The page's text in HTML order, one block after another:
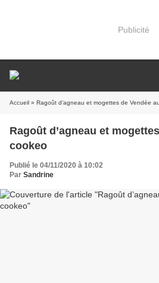
Publicité
Accueil » Ragoût d’agneau et mogettes de Vendée
Ragoût d’agneau et
cookeo
Publié le 04/11/2020 à 10:02
Par Sandrine